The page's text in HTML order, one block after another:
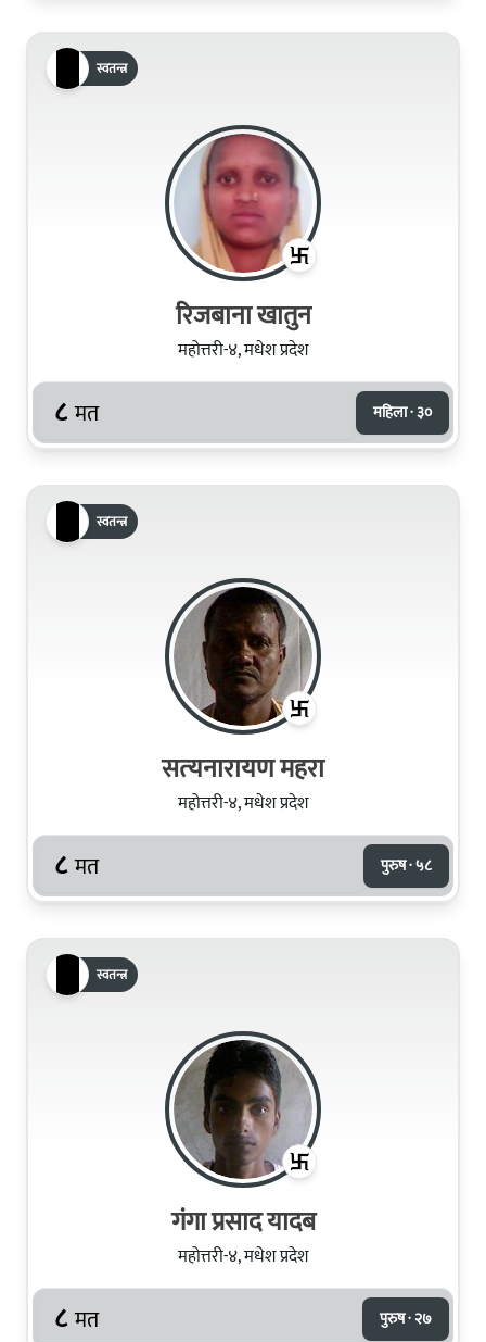
स्वतन्त्र
रिजबाना खातुन
महोत्तरी-४, मधेश प्रदेश
८ मत महिला · ३०
स्वतन्त्र
सत्‍यनारायण महरा
महोत्तरी-४, मधेश प्रदेश
८ मत पुरुष · ५८
स्वतन्त्र
गंगा प्रसाद यादब
महोत्तरी-४, मधेश प्रदेश
८ मत पुरुष · २७